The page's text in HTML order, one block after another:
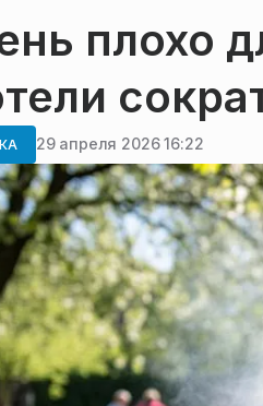
плохо
29 апреля 2026 16:22